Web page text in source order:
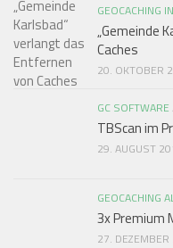
GEOCACHING
„Gemeinde
Caches
20. OKTOBER
GC SOFTWARE
TBScan im
29. AUGUST
GEOCACHING
3x Premium
27.